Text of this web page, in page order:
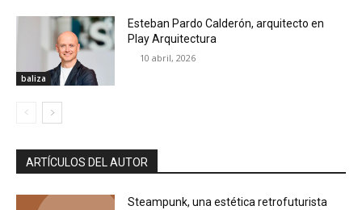
baliza
Esteban Pardo Calderón, arquitecto en
Play Arquitectura
10 abril, 2026
ARTÍCULOS DEL AUTOR
Steampunk, una estética retrofuturista